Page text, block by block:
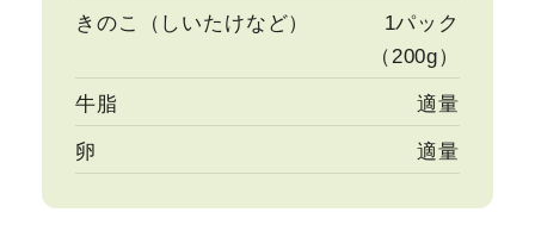
きのこ（しいたけなど）
1パック
（200g）
牛脂 適量
卵 適量